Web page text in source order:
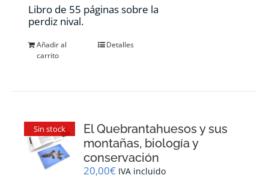
Libro de 55 páginas sobre la
perdiz nival.
Añadir al
carrito
Detalles
Sin stock
El Quebrantahuesos y sus
montañas, biología y
conservación
20,00€ IVA incluido